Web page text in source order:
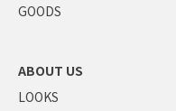
GOODS
ABOUT US
LOOKS